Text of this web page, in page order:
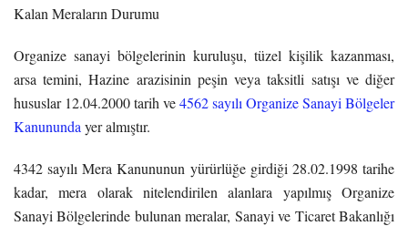
Kalan Meraların Durumu
Organize sanayi bölgelerinin kuruluşu, tüzel kişilik kazanması,
arsa temini, Hazine arazisinin peşin veya taksitli satışı ve diğer
hususlar 12.04.2000 tarih ve4562 sayılı Organize Sanayi Bölgeler
Kanununda yer almıştır.
4342 sayılı Mera Kanununun yürürlüğe girdiği 28.02.1998 tarihe
kadar, mera olarak nitelendirilen alanlara yapılmış Organize
Sanayi Bölgelerinde bulunan meralar, Sanayi ve Ticaret Bakanlığı